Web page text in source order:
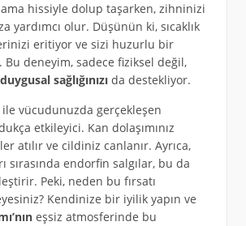
hissiyle dolup taşarken, zihninizi
yardımcı olur. Düşünün ki, sıcaklık
eritiyor ve sizi huzurlu bir
Bu deneyim, sadece fiziksel değil,
duygusal sağlığınızıda destekliyor.
vücudunuzda gerçekleşen
etkileyici. Kan dolaşımınız
atılır ve cildiniz canlanır. Ayrıca,
sırasında endorfin salgılar, bu da
Peki, neden bu fırsatı
Kendinize bir iyilik yapın ve
eşsiz atmosferinde bu